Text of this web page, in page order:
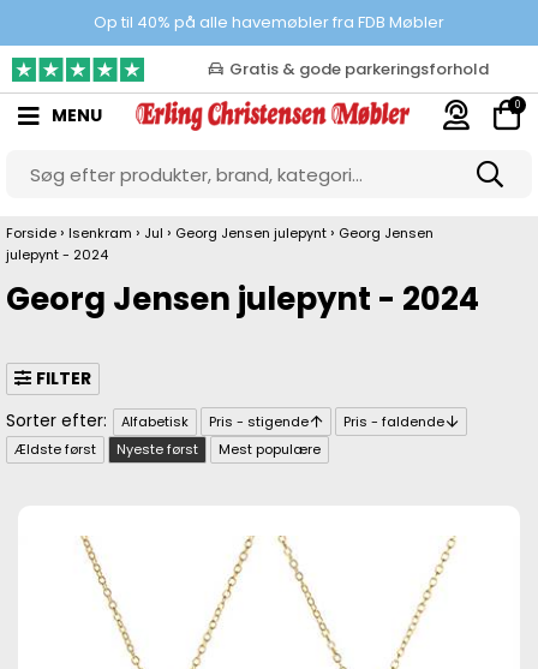
Op til 40% på alle havemøbler fra FDB Møbler
Prisgaranti
10.000 m2 showroom
Gratis & gode parkeringsforhold
MENU 0
Forside › Isenkram › Jul › Georg Jensen julepynt › Georg Jensen
julepynt - 2024
Georg Jensen julepynt - 2024
FILTER
Alfabetisk Pris - stigende
Pris - faldende
Ældste først
Nyeste først Mest populære